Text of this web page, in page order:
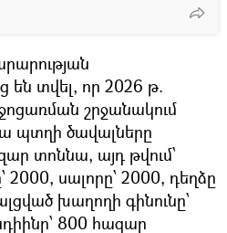
են տվել, որ 2026 թ.
շրջանակում
պտղի ծավալները
տոննա, այդ թվում՝
2000, սալորը՝ 2000, դեղձը
խաղողի գինունը՝
800 հազար